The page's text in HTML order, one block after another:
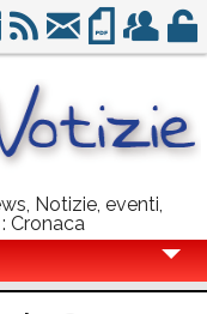
Notizie, eventi,
Cronaca